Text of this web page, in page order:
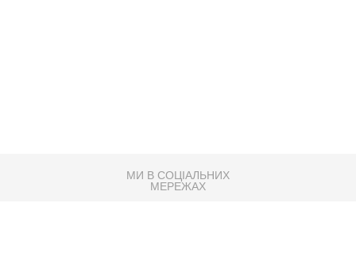
МИ В СОЦІАЛЬНИХ
МЕРЕЖАХ